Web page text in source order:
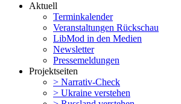
Aktuell
Termin­ka­lender
Veran­stal­tungen Rückschau
LibMod in den Medien
Newsletter
Presse­mel­dungen
Projekt­seiten
> Narrativ-Check
> Ukraine verstehen